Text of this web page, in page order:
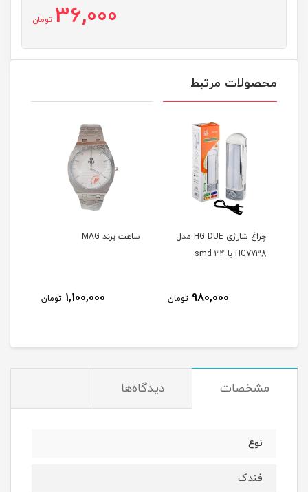
36,000 تومان
محصولات مرتبط
چراغ شارژی HG DUE مدل
HG7738 با ۳۴ smd
980,000 تومان
ساعت برند MAG
1,100,000 تومان
مشخصات دیدگاه‌ها
نوع
فندک